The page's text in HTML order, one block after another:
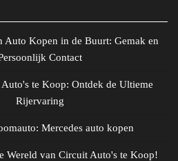
Auto Kopen in de Buurt: Gemak en
Contact
te Koop: Ontdek de Ultieme
Rijervaring
Mercedes auto kopen
Wereld van Circuit Auto's te Koop!